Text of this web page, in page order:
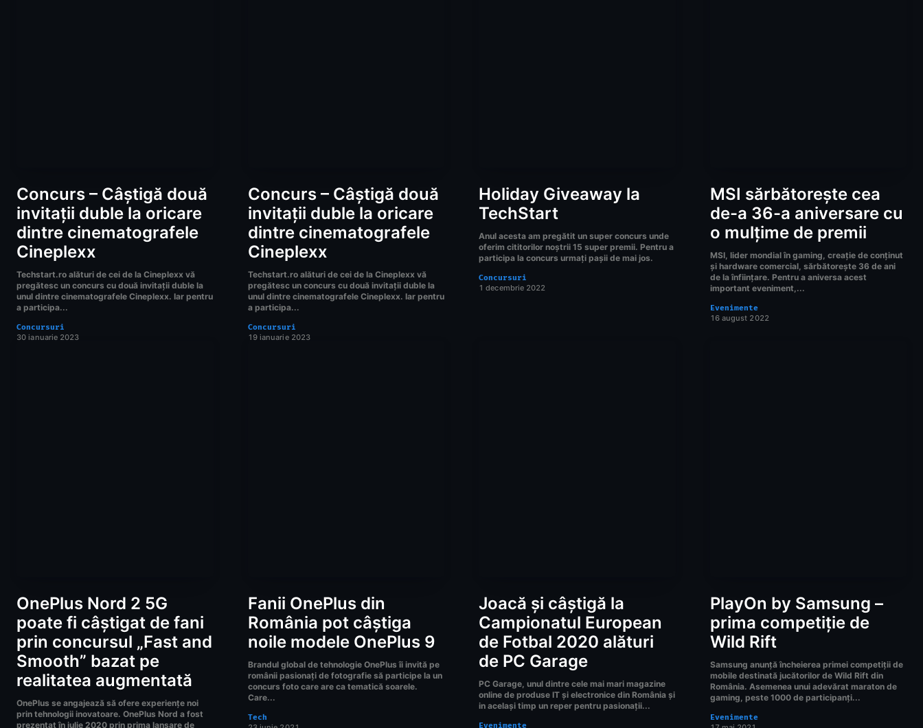
Concurs – Câștigă două
invitații duble la oricare
dintre cinematografele
Cineplexx
Techstart.ro alături de cei de la Cineplexx vă
pregătesc un concurs cu două invitații duble la
unul dintre cinematografele Cineplexx. Iar pentru
a participa...
Concursuri
30 ianuarie 2023
Concurs – Câștigă două
invitații duble la oricare
dintre cinematografele
Cineplexx
Techstart.ro alături de cei de la Cineplexx vă
pregătesc un concurs cu două invitații duble la
unul dintre cinematografele Cineplexx. Iar pentru
a participa...
Concursuri
19 ianuarie 2023
Holiday Giveaway la
TechStart
Anul acesta am pregătit un super concurs unde
oferim cititorilor noștrii 15 super premii. Pentru a
participa la concurs urmați pașii de mai jos.
Concursuri
1 decembrie 2022
MSI sărbătorește cea
de-a 36-a aniversare cu
o mulțime de premii
MSI, lider mondial în gaming, creație de conținut
și hardware comercial, sărbătorește 36 de ani
de la înființare. Pentru a aniversa acest
important eveniment,...
Evenimente
16 august 2022
OnePlus Nord 2 5G
poate fi câștigat de fani
prin concursul „Fast and
Smooth” bazat pe
realitatea augmentată
OnePlus se angajează să ofere experiențe noi
prin tehnologii inovatoare. OnePlus Nord a fost
prezentat în iulie 2020 prin prima lansare de
Fanii OnePlus din
România pot câștiga
noile modele OnePlus 9
Brandul global de tehnologie OnePlus îi invită pe
românii pasionați de fotografie să participe la un
concurs foto care are ca tematică soarele.
Care...
Tech
Joacă și câștigă la
Campionatul European
de Fotbal 2020 alături
de PC Garage
PC Garage, unul dintre cele mai mari magazine
online de produse IT și electronice din România și
in același timp un reper pentru pasionații...
Evenimente
PlayOn by Samsung –
prima competiție de
Wild Rift
Samsung anunță încheierea primei competiții de
mobile destinată jucătorilor de Wild Rift din
România. Asemenea unui adevărat maraton de
gaming, peste 1000 de participanți...
Evenimente